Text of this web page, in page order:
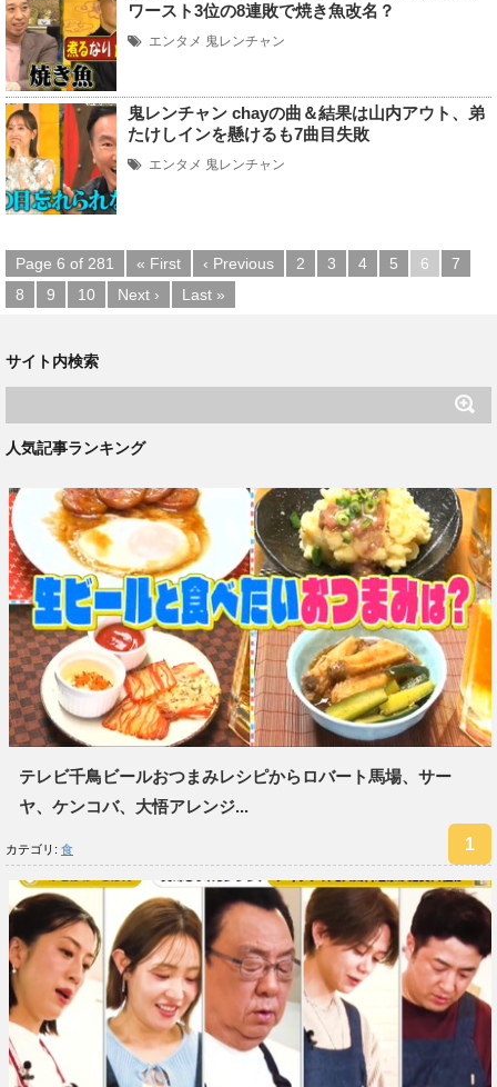
ワースト3位の8連敗で焼き魚改名？
エンタメ 鬼レンチャン
鬼レンチャン chayの曲＆結果は山内アウト、弟
たけしインを懸けるも7曲目失敗
エンタメ 鬼レンチャン
Page 6 of 281 « First ‹ Previous 2 3 4 5 6
7
8
9 10 Next › Last »
サイト内検索
人気記事ランキング
テレビ千鳥ビールおつまみレシピからロバート馬場、サー
ヤ、ケンコバ、大悟アレンジ...
カテゴリ: 食